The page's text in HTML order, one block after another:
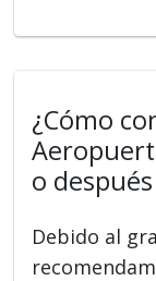
¿Cómo
o
Debido al